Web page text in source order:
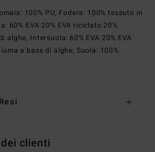
100% PU, Fodera: 100% tessuto in
60% EVA 20% EVA riciclato 20%
alghe, Intersuola: 60% EVA 20% EVA
a base di alghe, Suola: 100%
clienti